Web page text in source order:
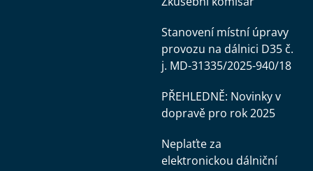
Stanovení místní úpravy
provozu na dálnici D35 č.
j. MD-31335/2025-940/18
PŘEHLEDNĚ: Novinky v
dopravě pro rok 2025
Neplaťte za
elektronickou dálniční